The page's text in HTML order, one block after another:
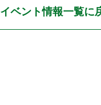
イベント情報一覧に